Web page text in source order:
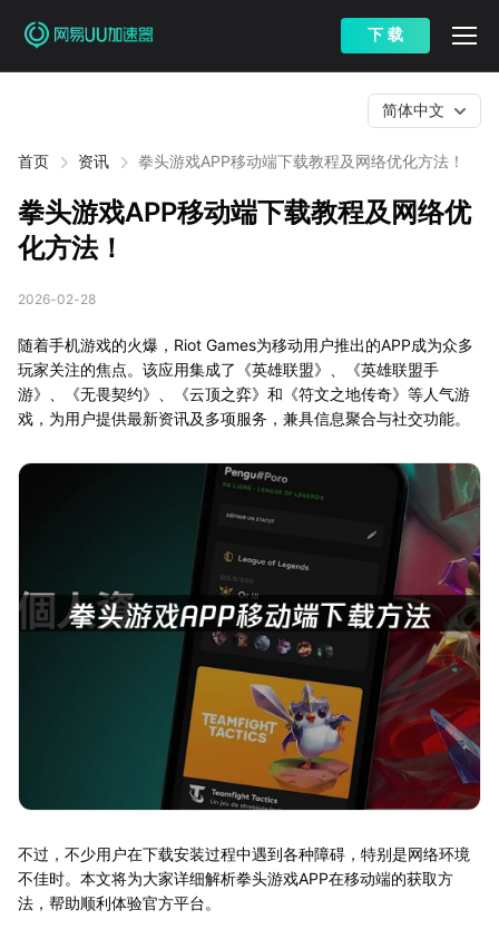
下 载
首页 资讯 拳头游戏APP移动端下载教程及网络优化方法！
简体中文
拳头游戏APP移动端下载教程及网络优
化方法！
2026-02-28
随着手机游戏的火爆，Riot Games为移动用户推出的APP成为众多
玩家关注的焦点。该应用集成了《英雄联盟》、《英雄联盟手
游》、《无畏契约》、《云顶之弈》和《符文之地传奇》等人气游
戏，为用户提供最新资讯及多项服务，兼具信息聚合与社交功能。
不过，不少用户在下载安装过程中遇到各种障碍，特别是网络环境
不佳时。本文将为大家详细解析拳头游戏APP在移动端的获取方
法，帮助顺利体验官方平台。